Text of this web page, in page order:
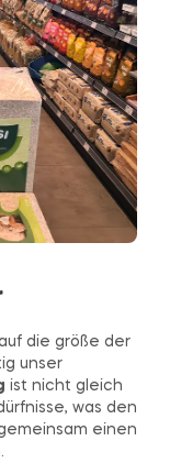
die größe der
unser
ist nicht gleich
was den
einen